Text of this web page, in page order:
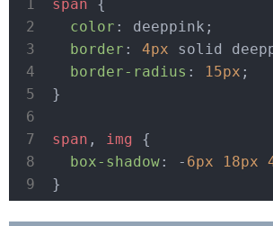
span {
color : deeppink;
border : 4px solid
border-radius : 15px ;
}
span , img {
box-shadow: - 6px 18px
}